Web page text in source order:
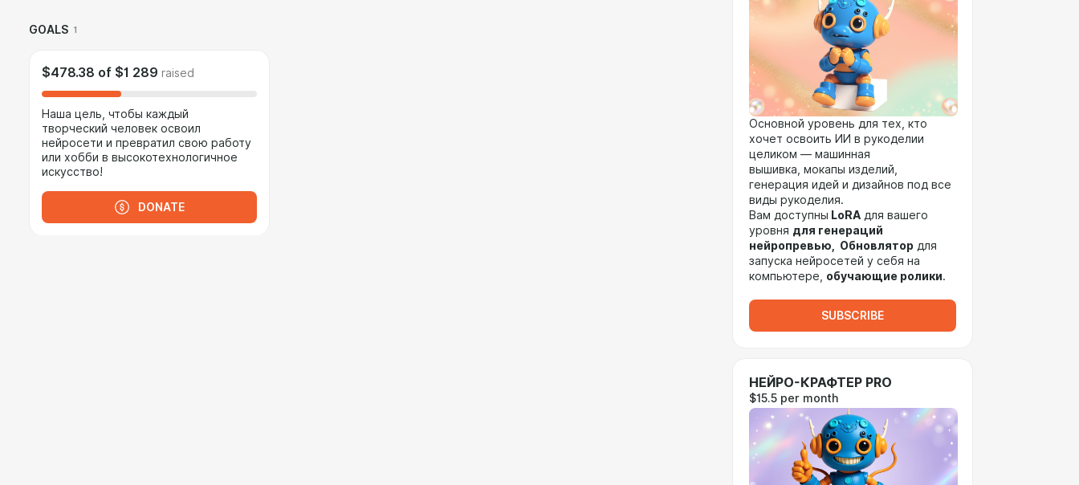
GOALS 1
$478.38 of $1 289 raised
Наша цель, чтобы каждый
творческий человек освоил
нейросети и превратил свою работу
или хобби в высокотехнологичное
искусство!
DONATE
Основной уровень для тех, кто
хочет освоить ИИ в рукоделии
целиком — машинная
вышивка, мокапы изделий,
генерация идей и дизайнов под все
виды рукоделия.
Вам доступны LoRA для вашего
уровня для генераций
нейропревью, Обновлятор для
запуска нейросетей у себя на
компьютере, обучающие ролики.
SUBSCRIBE
НЕЙРО-КРАФТЕР PRO
$15.5 per month